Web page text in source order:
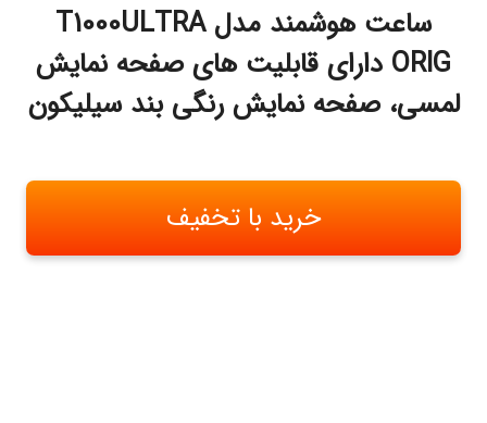
ساعت هوشمند مدل T1000ULTRA
ORIG دارای قابلیت های صفحه نمایش
لمسی، صفحه نمایش رنگی بند سیلیکون
خرید با تخفیف